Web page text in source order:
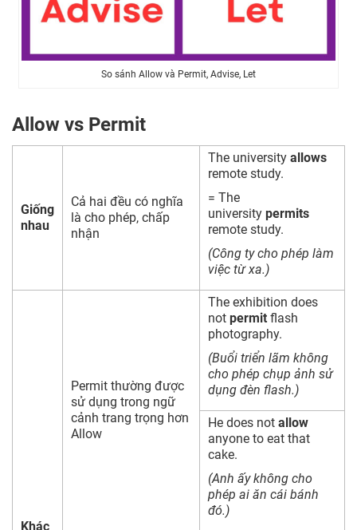
So sánh Allow và Permit, Advise, Let
Allow vs Permit
Giống
nhau
Cả hai đều có nghĩa
là cho phép, chấp
nhận
The university allows
remote study.
= The
university permits
remote study.
(Công ty cho phép làm
việc từ xa.)
Khác
Permit thường được
sử dụng trong ngữ
cảnh trang trọng hơn
Allow
The exhibition does
not permit flash
photography.
(Buổi triển lãm không
cho phép chụp ảnh sử
dụng đèn flash.)
He does not allow
anyone to eat that
cake.
(Anh ấy không cho
phép ai ăn cái bánh
đó.)